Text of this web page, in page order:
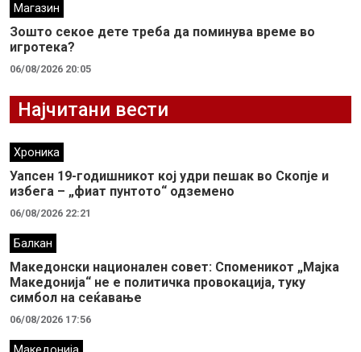
Магазин
Зошто секое дете треба да поминува време во
игротека?
06/08/2026 20:05
Најчитани вести
Хроника
Уапсен 19-годишникот кој удри пешак во Скопје и
избега – „фиат пунтото“ одземено
06/08/2026 22:21
Балкан
Македонски национален совет: Споменикот „Мајка
Македонија“ не е политичка провокација, туку
симбол на сеќавање
06/08/2026 17:56